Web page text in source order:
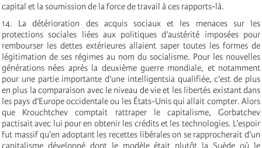
capital et la soumission de la force de travail à ces rapports-là.
14. La détérioration des acquis sociaux et les menaces sur les
protections sociales liées aux politiques d’austérité imposées pour
rembourser les dettes extérieures allaient saper toutes les formes de
légitimation de ses régimes au nom du socialisme. Pour les nouvelles
générations nées après la deuxième guerre mondiale, et notamment
pour une partie importante d’une intelligentsia qualifiée, c’est de plus
en plus la comparaison avec le niveau de vie et les libertés existant dans
les pays d’Europe occidentale ou les États-Unis qui allait compter. Alors
que Krouchtchev comptait rattraper le capitalisme, Gorbatchev
pactisait avec lui pour en obtenir les crédits et les technologies. L’espoir
fut massif qu’en adoptant les recettes libérales on se rapprocherait d’un
capitalisme développé dont le modèle était plutôt la Suède où le